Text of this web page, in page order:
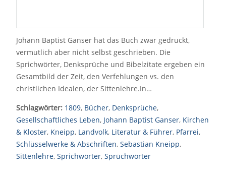
Johann Baptist Ganser hat das Buch zwar gedruckt,
vermutlich aber nicht selbst geschrieben. Die
Sprichwörter, Denksprüche und Bibelzitate ergeben ein
Gesamtbild der Zeit, den Verfehlungen vs. den
christlichen Idealen, der Sittenlehre.In…
Schlagwörter: 1809, Bücher, Denksprüche,
Gesellschaftliches Leben, Johann Baptist Ganser, Kirchen
& Kloster, Kneipp, Landvolk, Literatur & Führer, Pfarrei,
Schlüsselwerke & Abschriften, Sebastian Kneipp,
Sittenlehre, Sprichwörter, Sprüchwörter